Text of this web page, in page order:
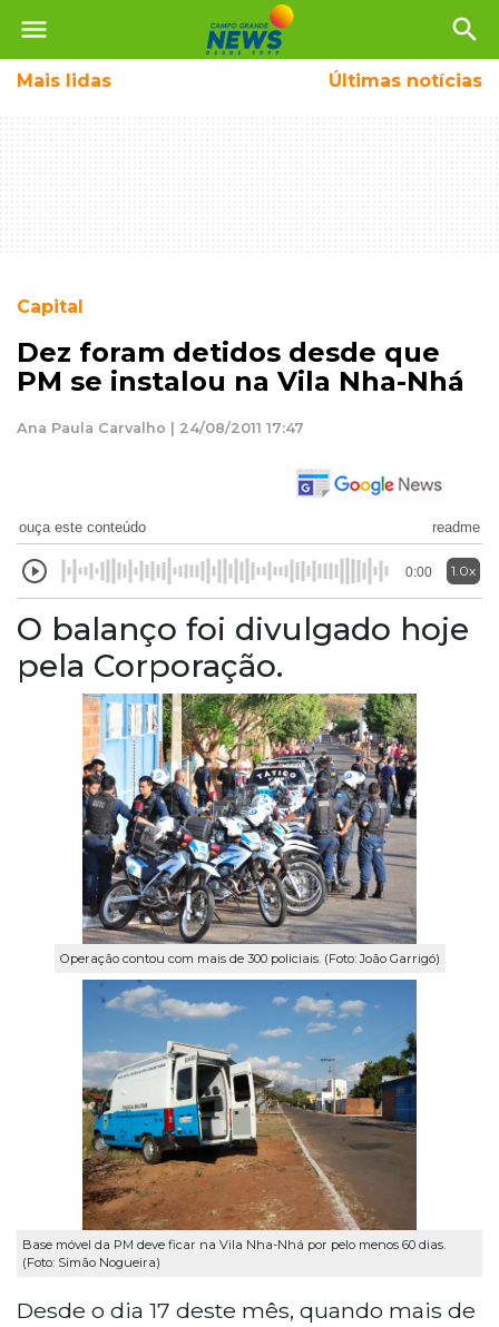
menu search
Mais lidas Últimas notícias
Capital
Dez foram detidos desde que
PM se instalou na Vila Nha-Nhá
Ana Paula Carvalho | 24/08/2011 17:47
ouça este conteúdo readme
0:00 1.0x
O balanço foi divulgado hoje
pela Corporação.
Operação contou com mais de 300 policiais. (Foto: João Garrigó)
Base móvel da PM deve ficar na Vila Nha-Nhá por pelo menos 60 dias.
(Foto: Simão Nogueira)
Desde o dia 17 deste mês, quando mais de